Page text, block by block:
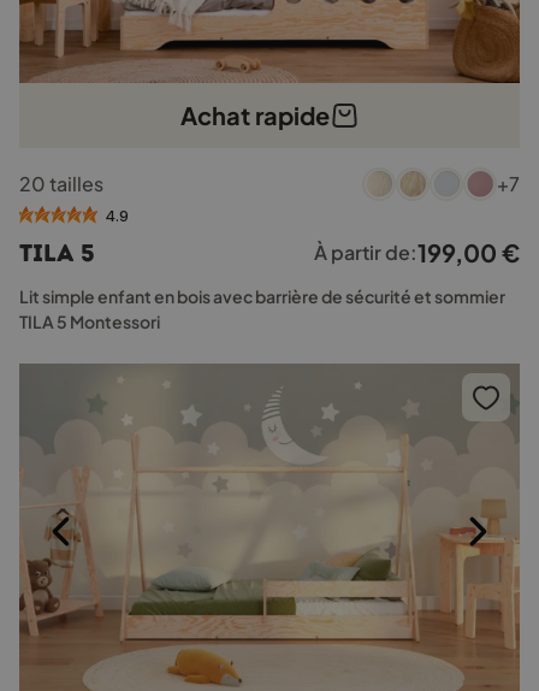
Achat rapide
produit
a
variations.
Les
options
être
page
produit
20 tailles +7
4.9
TILA 5 À partir de:199,00 €
Lit simple enfant en bois avec barrière de sécurité et sommier
TILA 5 Montessori